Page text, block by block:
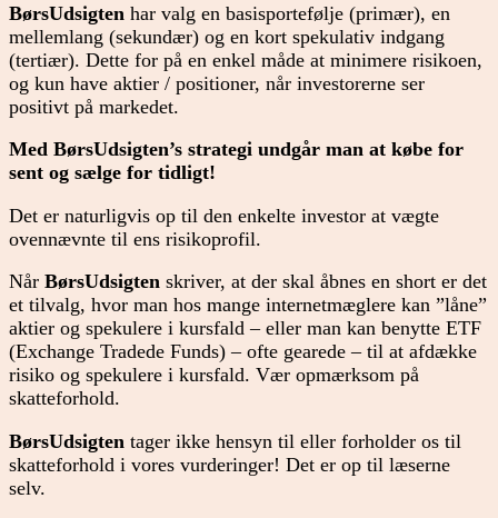
BørsUdsigten har valg en basisportefølje (primær), en
mellemlang (sekundær) og en kort spekulativ indgang
(tertiær). Dette for på en enkel måde at minimere risikoen,
og kun have aktier / positioner, når investorerne ser
positivt på markedet.
Med BørsUdsigten’s strategi undgår man at købe for
sent og sælge for tidligt!
Det er naturligvis op til den enkelte investor at vægte
ovennævnte til ens risikoprofil.
Når BørsUdsigten skriver, at der skal åbnes en short er det
et tilvalg, hvor man hos mange internetmæglere kan ”låne”
aktier og spekulere i kursfald – eller man kan benytte ETF
(Exchange Tradede Funds) – ofte gearede – til at afdække
risiko og spekulere i kursfald. Vær opmærksom på
skatteforhold.
BørsUdsigten tager ikke hensyn til eller forholder os til
skatteforhold i vores vurderinger! Det er op til læserne
selv.